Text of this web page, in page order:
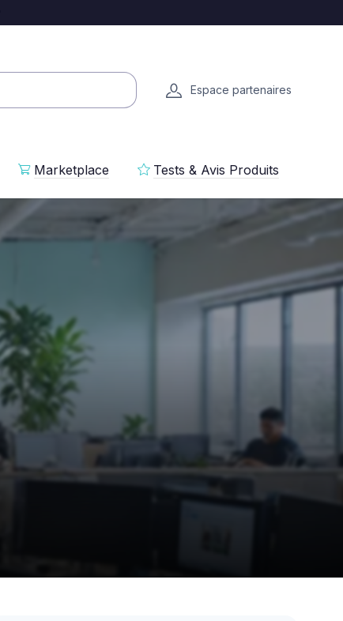
Espace partenaires
Marketplace Tests & Avis Produits